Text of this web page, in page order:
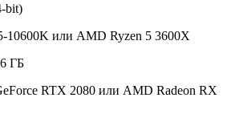
bit)
10600K или AMD Ryzen 5 3600X
ГБ
RTX 2080 или AMD Radeon RX